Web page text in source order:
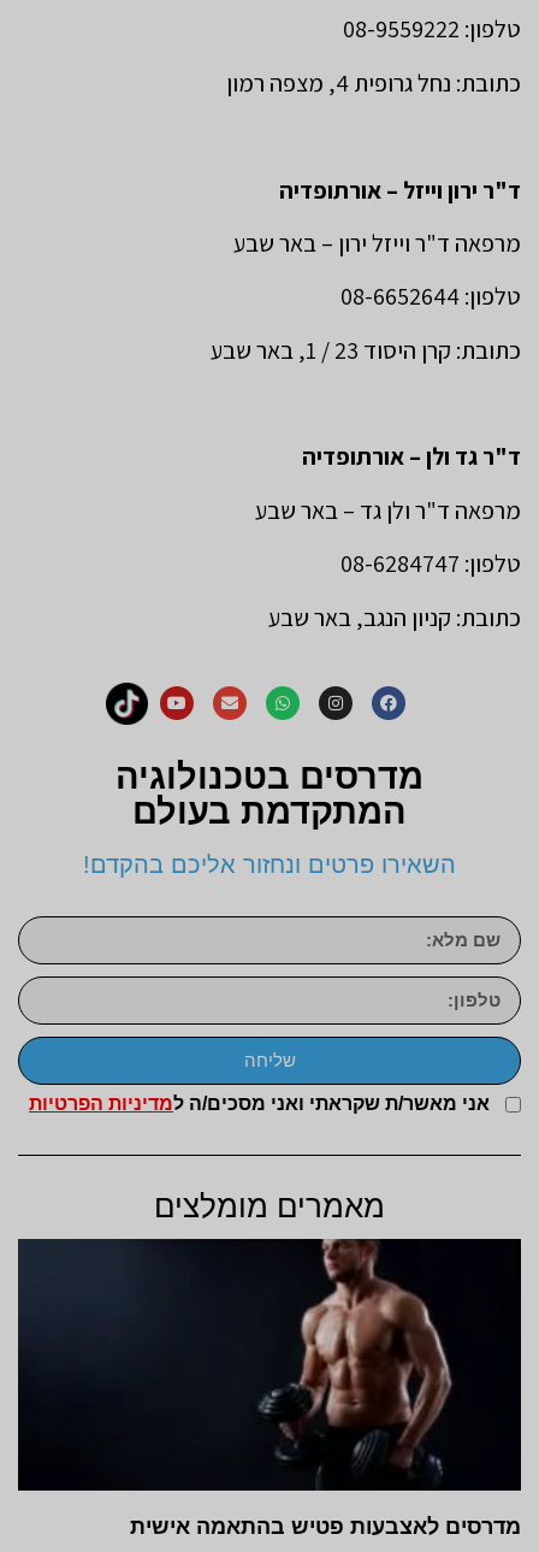
טלפון: 08-9559222
כתובת: נחל גרופית 4, מצפה רמון
ד"ר ירון וייזל – אורתופדיה
מרפאה ד"ר וייזל ירון – באר שבע
טלפון: 08-6652644
כתובת: קרן היסוד 23 / 1, באר שבע
ד"ר גד ולן – אורתופדיה
מרפאה ד"ר ולן גד – באר שבע
טלפון: 08-6284747
כתובת: קניון הנגב, באר שבע
מדרסים בטכנולוגיה
המתקדמת בעולם
השאירו פרטים ונחזור אליכם בהקדם!
אני מאשר/ת שקראתי ואני מסכים/ה למדיניות הפרטיות
שליחה
מאמרים מומלצים
מדרסים לאצבעות פטיש בהתאמה אישית